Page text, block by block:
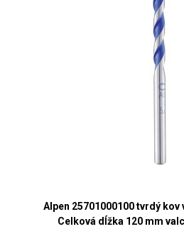
Alpen 25701000100 tvrdý kov
Celková dĺžka 120 mm